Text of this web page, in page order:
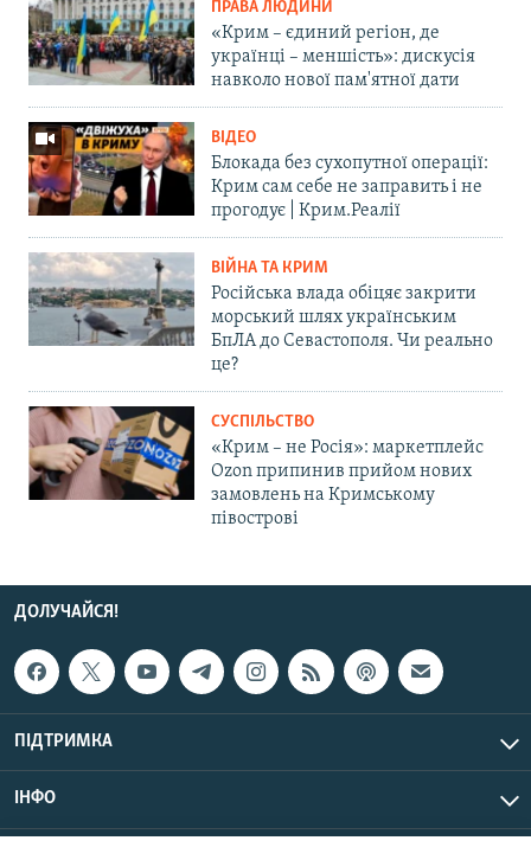
ПРАВА ЛЮДИНИ
«Крим – єдиний регіон, де
українці – меншість»: дискусія
навколо нової пам'ятної дати
ВІДЕО
Блокада без сухопутної операції:
Крим сам себе не заправить і не
прогодує | Крим.Реалії
ВІЙНА ТА КРИМ
Російська влада обіцяє закрити
морський шлях українським
БпЛА до Севастополя. Чи реально
це?
СУСПІЛЬСТВО
«Крим – не Росія»: маркетплейс
Ozon припинив прийом нових
замовлень на Кримському
півострові
ДОЛУЧАЙСЯ!
ПІДТРИМКА
ІНФО